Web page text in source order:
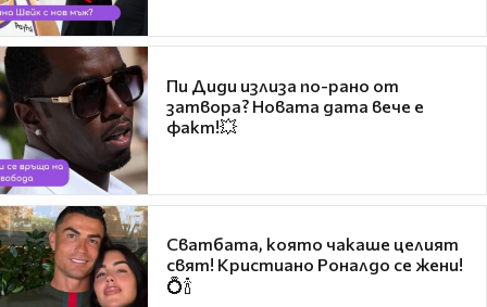
Пи Диди излиза по-рано от
затвора? Новата дата вече е
факт!💥
Сватбата, която чакаше целият
свят! Кристиано Роналдо се жени!
💍🍾